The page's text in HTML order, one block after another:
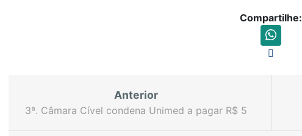
Compartilhe:
Anterior
3ª. Câmara Cível condena Unimed a pagar R$ 5